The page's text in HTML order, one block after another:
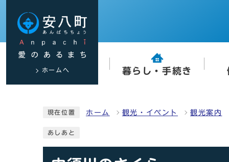
ホームへ 暮らし・手続き
現在位置 ホーム 観光・イベント 観光案内
あしあと